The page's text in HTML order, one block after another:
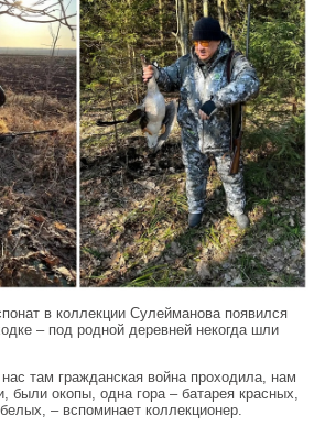
в коллекции Сулейманова появился
– под родной деревней некогда шли
там гражданская война проходила, нам
были окопы, одна гора – батарея красных,
– вспоминает коллекционер.